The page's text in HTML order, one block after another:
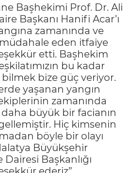
Başhekimi Prof. Dr. Ali
Başkanı Hanifi Acar’ı
zamanında ve
eden itfaiye
etti. Başhekim
bu kadar
bize güç veriyor.
yaşanan yangın
zamanında
büyük bir facianın
Hiç kimsenin
böyle bir olayı
Büyükşehir
Başkanlığı